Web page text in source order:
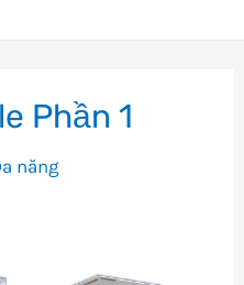
Phần 1
năng